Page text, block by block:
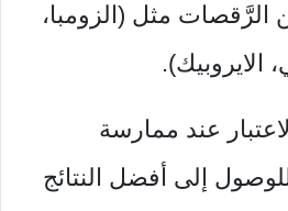
الرَّقصات مثل (الزومبا،
عند ممارسة
إلى أفضل النتائج